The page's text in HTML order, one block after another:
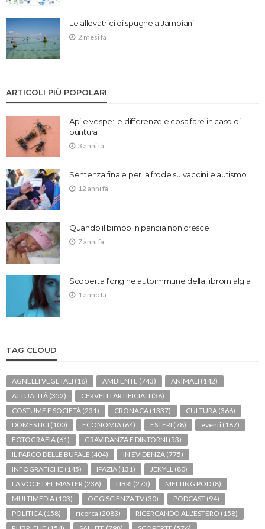
Le allevatrici di spugne a Jambiani
2 mesi fa
ARTICOLI PIÙ POPOLARI
Api e vespe: le differenze e cosa fare in caso di
puntura
3 anni fa
Sentenza finale per la frode su vaccini e autismo
12 anni fa
Quando il bimbo in pancia non cresce
7 anni fa
Scoperta l’origine autoimmune della fibromialgia
1 anno fa
TAG CLOUD
AGNELLI VEGETALI (16) AMBIENTE (743) ANIMALI (142)
ATTUALITÀ (352) CERVELLI ARTIFICIALI (36)
COSTUME E SOCIETÀ (231) CRONACA (1337) CULTURA (366)
DOMESTICI (100) ECONOMIA (64) ESTERI (78) eventi (187)
FOTOGRAFIA (61) GRAVIDANZA E DINTORNI (53)
IL PARCO DELLE BUFALE (404) IN EVIDENZA (775)
INFOGRAFICHE (145) IPAZIA (131) JEKYLL (80)
LA VOCE DEL MASTER (236) LIBRI (273) MELTING POD (8)
MULTIMEDIA (103) OGGISCIENZA TV (30) PODCAST (94)
POLITICA (158) ricerca (2083) RICERCANDO ALL'ESTERO (158)